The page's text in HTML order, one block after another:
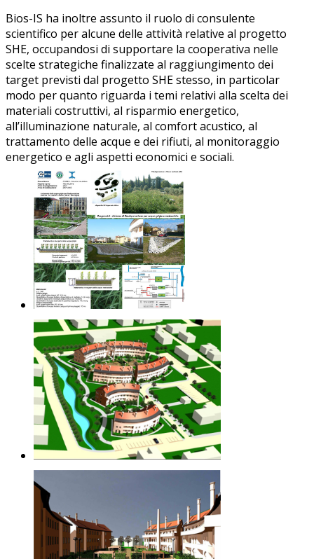
Bios-IS ha inoltre assunto il ruolo di consulente
scientifico per alcune delle attività relative al progetto
SHE, occupandosi di supportare la cooperativa nelle
scelte strategiche finalizzate al raggiungimento dei
target previsti dal progetto SHE stesso, in particolar
modo per quanto riguarda i temi relativi alla scelta dei
materiali costruttivi, al risparmio energetico,
all’illuminazione naturale, al comfort acustico, al
trattamento delle acque e dei rifiuti, al monitoraggio
energetico e agli aspetti economici e sociali.